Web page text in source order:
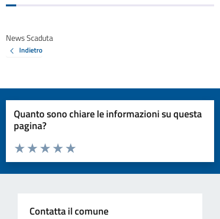
News Scaduta
Indietro
Quanto sono chiare le informazioni su questa
pagina?
Valuta da 1 a 5 stelle la pagina
Valuta 5 stelle su 5
Valuta 4 stelle su 5
Valuta 3 stelle su 5
Valuta 2 stelle su 5
Valuta 1 stelle su 5
Contatta il comune